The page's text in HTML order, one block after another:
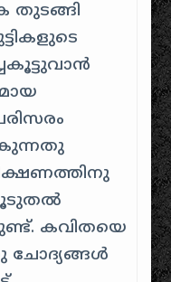
തുടങ്ങി
കവിതയെ
ചോദ്യങ്ങൾ